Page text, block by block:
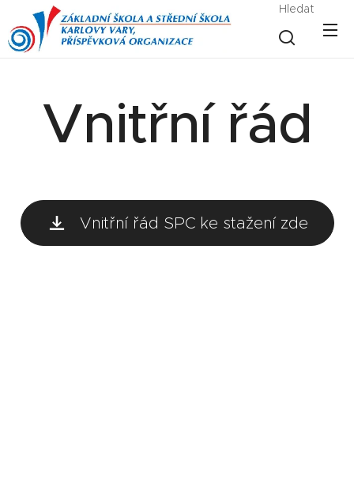
Hledat
Vnitřní řád
Vnitřní řád SPC ke stažení zde